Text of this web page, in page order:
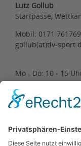
Lutz Gollub
Startpässe,
Mobil: 0171
gollub(at)tlv-
Mo - Do: 10 - 15
droske(at)tlv-